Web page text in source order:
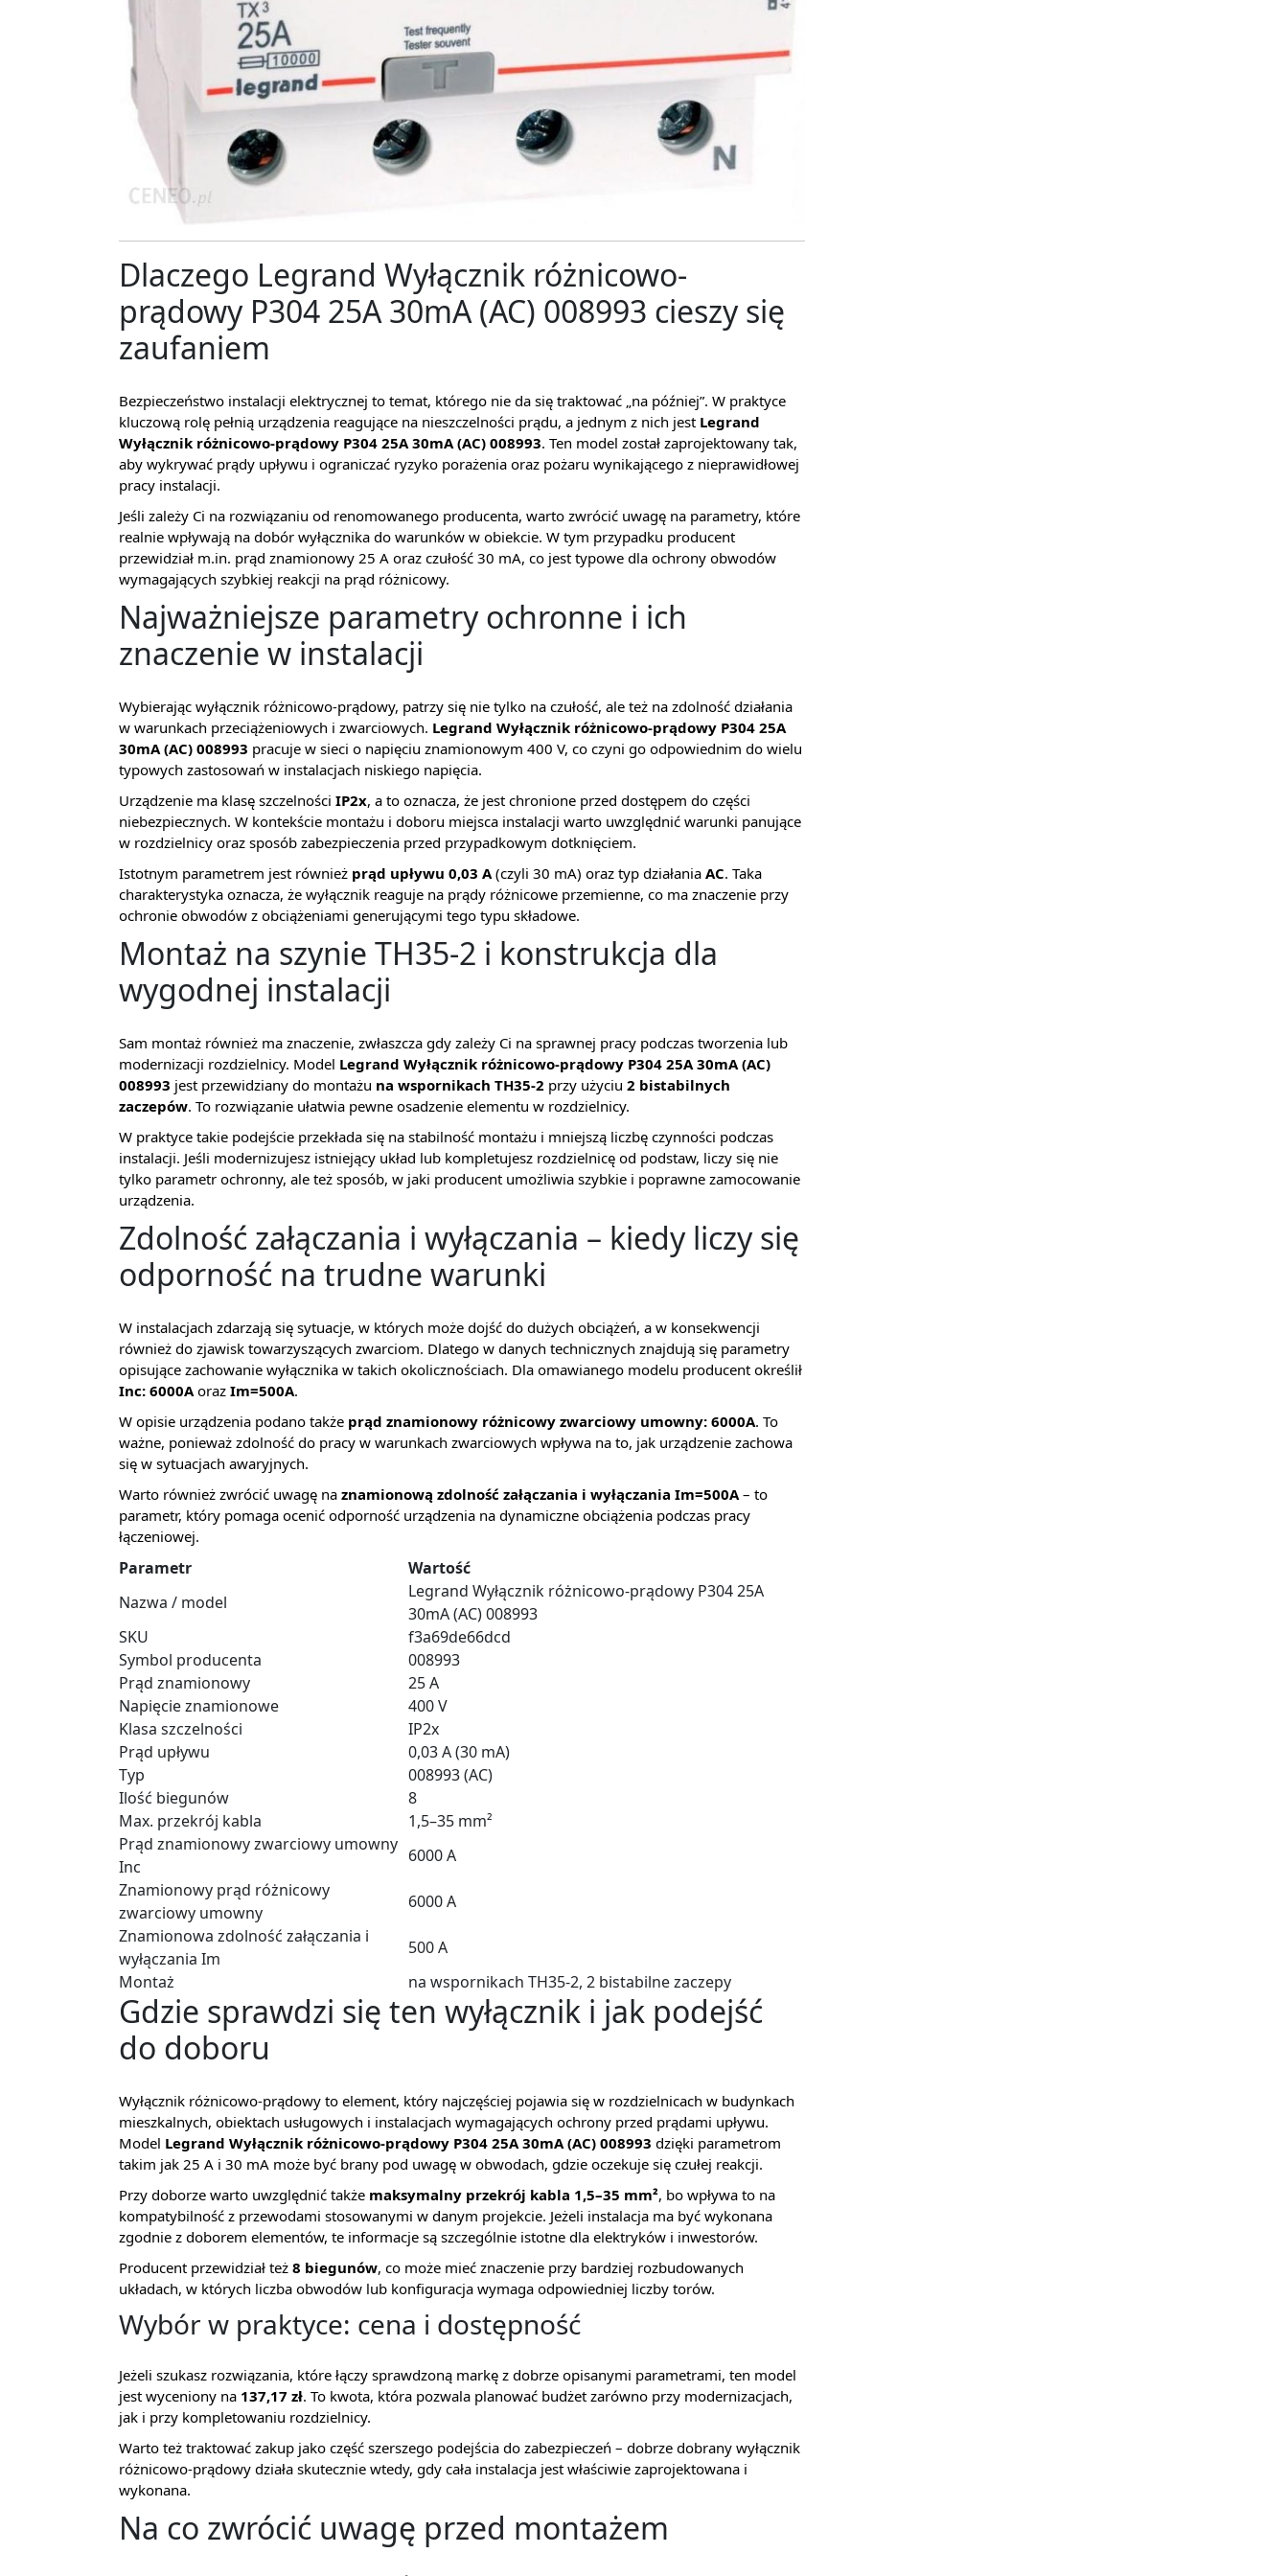
Dlaczego Legrand Wyłącznik różnicowo-
prądowy P304 25A 30mA (AC) 008993 cieszy się
zaufaniem
Bezpieczeństwo instalacji elektrycznej to temat, którego nie da się traktować „na później”. W praktyce
kluczową rolę pełnią urządzenia reagujące na nieszczelności prądu, a jednym z nich jest Legrand
Wyłącznik różnicowo-prądowy P304 25A 30mA (AC) 008993. Ten model został zaprojektowany tak,
aby wykrywać prądy upływu i ograniczać ryzyko porażenia oraz pożaru wynikającego z nieprawidłowej
pracy instalacji.
Jeśli zależy Ci na rozwiązaniu od renomowanego producenta, warto zwrócić uwagę na parametry, które
realnie wpływają na dobór wyłącznika do warunków w obiekcie. W tym przypadku producent
przewidział m.in. prąd znamionowy 25 A oraz czułość 30 mA, co jest typowe dla ochrony obwodów
wymagających szybkiej reakcji na prąd różnicowy.
Najważniejsze parametry ochronne i ich
znaczenie w instalacji
Wybierając wyłącznik różnicowo-prądowy, patrzy się nie tylko na czułość, ale też na zdolność działania
w warunkach przeciążeniowych i zwarciowych. Legrand Wyłącznik różnicowo-prądowy P304 25A
30mA (AC) 008993 pracuje w sieci o napięciu znamionowym 400 V, co czyni go odpowiednim do wielu
typowych zastosowań w instalacjach niskiego napięcia.
Urządzenie ma klasę szczelności IP2x, a to oznacza, że jest chronione przed dostępem do części
niebezpiecznych. W kontekście montażu i doboru miejsca instalacji warto uwzględnić warunki panujące
w rozdzielnicy oraz sposób zabezpieczenia przed przypadkowym dotknięciem.
Istotnym parametrem jest również prąd upływu 0,03 A(czyli 30 mA) oraz typ działania AC. Taka
charakterystyka oznacza, że wyłącznik reaguje na prądy różnicowe przemienne, co ma znaczenie przy
ochronie obwodów z obciążeniami generującymi tego typu składowe.
Montaż na szynie TH35-2 i konstrukcja dla
wygodnej instalacji
Sam montaż również ma znaczenie, zwłaszcza gdy zależy Ci na sprawnej pracy podczas tworzenia lub
modernizacji rozdzielnicy. Model Legrand Wyłącznik różnicowo-prądowy P304 25A 30mA (AC)
008993 jest przewidziany do montażu na wspornikach TH35-2 przy użyciu 2 bistabilnych
zaczepów. To rozwiązanie ułatwia pewne osadzenie elementu w rozdzielnicy.
W praktyce takie podejście przekłada się na stabilność montażu i mniejszą liczbę czynności podczas
instalacji. Jeśli modernizujesz istniejący układ lub kompletujesz rozdzielnicę od podstaw, liczy się nie
tylko parametr ochronny, ale też sposób, w jaki producent umożliwia szybkie i poprawne zamocowanie
urządzenia.
Zdolność załączania i wyłączania – kiedy liczy się
odporność na trudne warunki
W instalacjach zdarzają się sytuacje, w których może dojść do dużych obciążeń, a w konsekwencji
również do zjawisk towarzyszących zwarciom. Dlatego w danych technicznych znajdują się parametry
opisujące zachowanie wyłącznika w takich okolicznościach. Dla omawianego modelu producent określił
Inc: 6000Aoraz Im=500A.
W opisie urządzenia podano także prąd znamionowy różnicowy zwarciowy umowny: 6000A. To
ważne, ponieważ zdolność do pracy w warunkach zwarciowych wpływa na to, jak urządzenie zachowa
się w sytuacjach awaryjnych.
Warto również zwrócić uwagę na znamionową zdolność załączania i wyłączania Im=500A– to
parametr, który pomaga ocenić odporność urządzenia na dynamiczne obciążenia podczas pracy
łączeniowej.
Parametr
Wartość
Nazwa / model
Legrand Wyłącznik różnicowo-prądowy P304 25A
30mA (AC) 008993
SKU
f3a69de66dcd
Symbol producenta
008993
Prąd znamionowy
25 A
Napięcie znamionowe
400 V
Klasa szczelności
IP2x
Prąd upływu
0,03 A (30 mA)
Typ
008993 (AC)
Ilość biegunów
8
Max. przekrój kabla
1,5–35 mm²
Prąd znamionowy zwarciowy umowny
Inc
6000 A
Znamionowy prąd różnicowy
zwarciowy umowny
6000 A
Znamionowa zdolność załączania i
wyłączania Im
500 A
Montaż
na wspornikach TH35-2, 2 bistabilne zaczepy
Gdzie sprawdzi się ten wyłącznik i jak podejść
do doboru
Wyłącznik różnicowo-prądowy to element, który najczęściej pojawia się w rozdzielnicach w budynkach
mieszkalnych, obiektach usługowych i instalacjach wymagających ochrony przed prądami upływu.
Model Legrand Wyłącznik różnicowo-prądowy P304 25A 30mA (AC) 008993 dzięki parametrom
takim jak 25 A i 30 mA może być brany pod uwagę w obwodach, gdzie oczekuje się czułej reakcji.
Przy doborze warto uwzględnić także maksymalny przekrój kabla 1,5–35 mm², bo wpływa to na
kompatybilność z przewodami stosowanymi w danym projekcie. Jeżeli instalacja ma być wykonana
zgodnie z doborem elementów, te informacje są szczególnie istotne dla elektryków i inwestorów.
Producent przewidział też 8 biegunów, co może mieć znaczenie przy bardziej rozbudowanych
układach, w których liczba obwodów lub konfiguracja wymaga odpowiedniej liczby torów.
Wybór w praktyce: cena i dostępność
Jeżeli szukasz rozwiązania, które łączy sprawdzoną markę z dobrze opisanymi parametrami, ten model
jest wyceniony na 137,17 zł. To kwota, która pozwala planować budżet zarówno przy modernizacjach,
jak i przy kompletowaniu rozdzielnicy.
Warto też traktować zakup jako część szerszego podejścia do zabezpieczeń – dobrze dobrany wyłącznik
różnicowo-prądowy działa skutecznie wtedy, gdy cała instalacja jest właściwie zaprojektowana i
wykonana.
Na co zwrócić uwagę przed montażem